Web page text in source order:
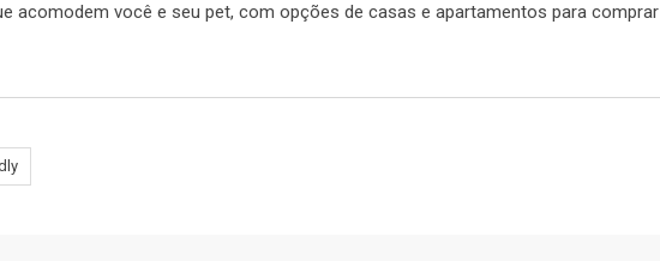
acomodem você e seu pet, com opções de casas e apartamentos para comprar